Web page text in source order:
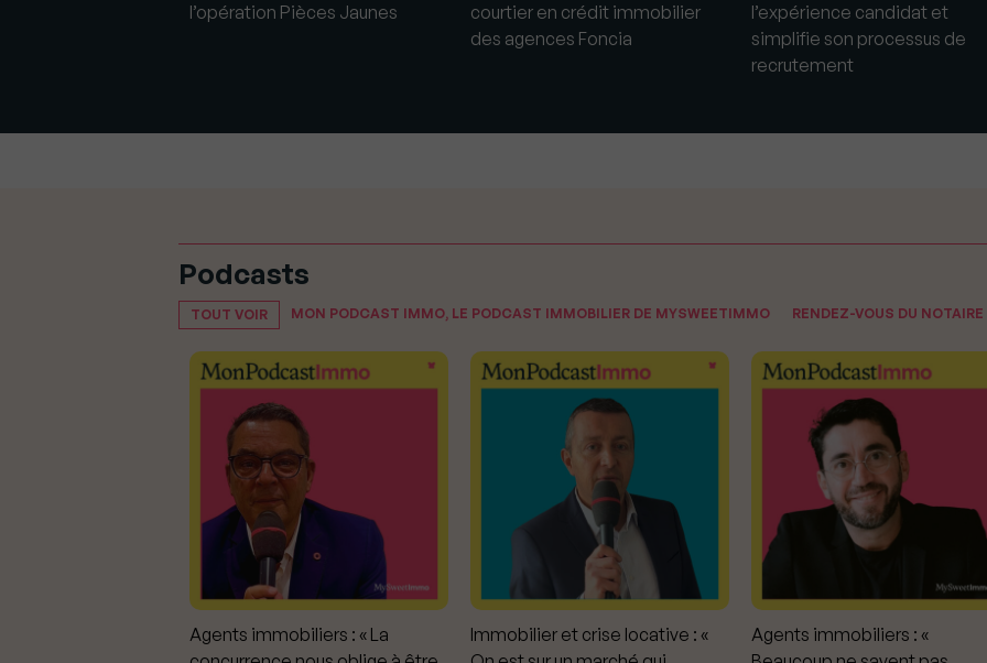
l’opération Pièces Jaunes
courtier en crédit immobilier
des agences Foncia
l’expérience candidat et
simplifie son processus de
recrutement
Podcasts
TOUT VOIR MON PODCAST IMMO, LE PODCAST IMMOBILIER DE MYSWEETIMMO RENDEZ-VOUS DU NOTAIRE
Agents immobiliers : « La
Immobilier et crise locative : «
Agents immobiliers : «